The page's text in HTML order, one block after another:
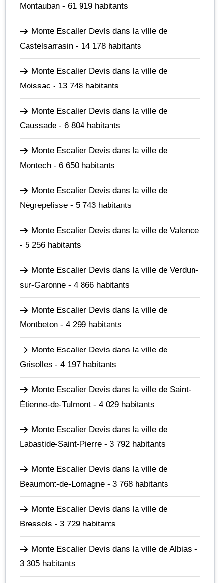
Montauban - 61 919 habitants
Monte Escalier Devis dans la ville de
Castelsarrasin - 14 178 habitants
Monte Escalier Devis dans la ville de
Moissac - 13 748 habitants
Monte Escalier Devis dans la ville de
Caussade - 6 804 habitants
Monte Escalier Devis dans la ville de
Montech - 6 650 habitants
Monte Escalier Devis dans la ville de
Nègrepelisse - 5 743 habitants
Monte Escalier Devis dans la ville de Valence
- 5 256 habitants
Monte Escalier Devis dans la ville de Verdun-
sur-Garonne - 4 866 habitants
Monte Escalier Devis dans la ville de
Montbeton - 4 299 habitants
Monte Escalier Devis dans la ville de
Grisolles - 4 197 habitants
Monte Escalier Devis dans la ville de Saint-
Étienne-de-Tulmont - 4 029 habitants
Monte Escalier Devis dans la ville de
Labastide-Saint-Pierre - 3 792 habitants
Monte Escalier Devis dans la ville de
Beaumont-de-Lomagne - 3 768 habitants
Monte Escalier Devis dans la ville de
Bressols - 3 729 habitants
Monte Escalier Devis dans la ville de Albias -
3 305 habitants